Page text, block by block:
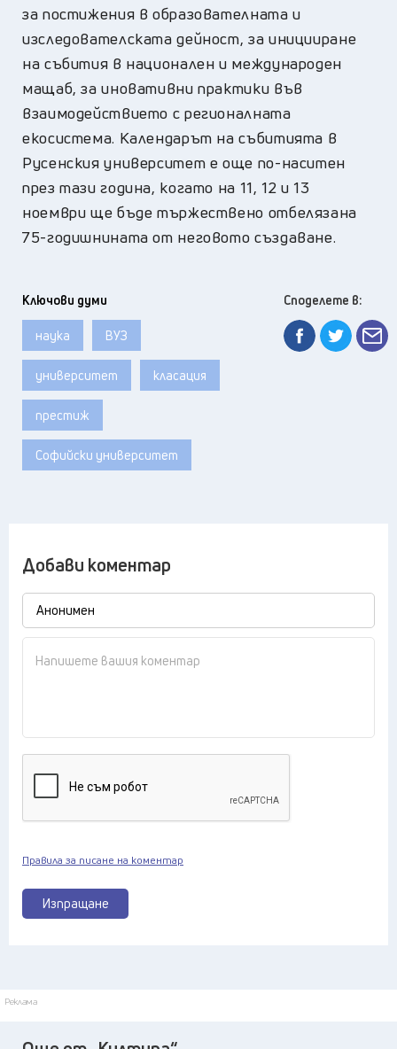
за постижения в образователната и
изследователската дейност, за иницииране
на събития в национален и международен
мащаб, за иновативни практики във
взаимодействието с регионалната
екосистема. Календарът на събитията в
Русенския университет е още по-наситен
през тази година, когато на 11, 12 и 13
ноември ще бъде тържествено отбелязана
75-годишнината от неговото създаване.
Ключови думи
наука ВУЗ
университет класация
престиж
Софийски университет
Споделете в:
Добави коментар
Изпращане
Правила за писане на коментар
Реклама